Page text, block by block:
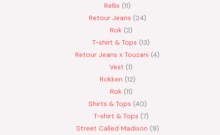
Rellix 11
Retour Jeans 24
Rok 2
T-shirt & Tops 13
Retour Jeans x Touzani 4
Vest 1
Rokken 12
Rok 11
Shirts & Tops 40
T-shirt & Tops 7
Street Called Madison 9